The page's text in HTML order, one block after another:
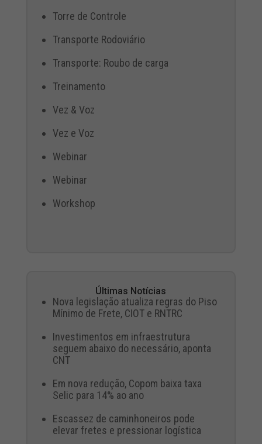
Torre de Controle
Transporte Rodoviário
Transporte: Roubo de carga
Treinamento
Vez & Voz
Vez e Voz
Webinar
Webinar
Workshop
Últimas Notícias
Nova legislação atualiza regras do Piso
Mínimo de Frete, CIOT e RNTRC
Investimentos em infraestrutura
seguem abaixo do necessário, aponta
CNT
Em nova redução, Copom baixa taxa
Selic para 14% ao ano
Escassez de caminhoneiros pode
elevar fretes e pressionar logística